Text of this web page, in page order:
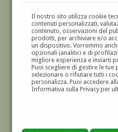
Il nostro sito utilizza cookie
contenuti personalizzati,
contenuto, osservazioni del
prodotti, per archiviare e/o
un dispositivo. Vorremmo
opzionali (analitici e di
migliore esperienza e inviarti
Puoi scegliere di gestire le tue
selezionare o rifiutare tutti i
personalizza. Puoi accedere
Informativa sulla Privacy per
GALLERIAD'ARTE
DIPINTI E